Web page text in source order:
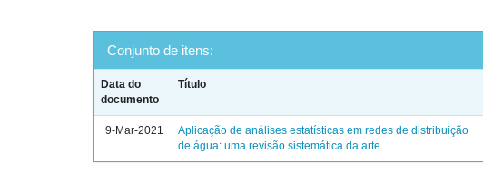
Conjunto de itens:
Data do
documento
Título
9-Mar-2021
Aplicação de análises estatísticas em redes de distribuição
de água: uma revisão sistemática da arte